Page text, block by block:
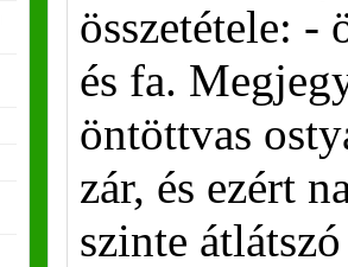
összetétele: -
és fa.
öntöttvas
zár, és ezért
szinte